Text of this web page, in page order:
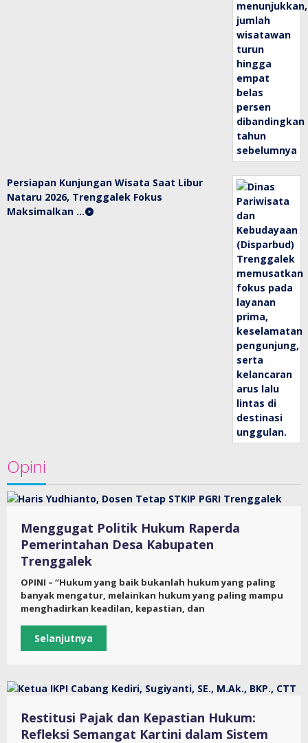
Persiapan Kunjungan Wisata Saat Libur
Nataru 2026, Trenggalek Fokus
Maksimalkan …
Opini
Menggugat Politik Hukum Raperda
Pemerintahan Desa Kabupaten
Trenggalek
OPINI – “Hukum yang baik bukanlah hukum yang paling
banyak mengatur, melainkan hukum yang paling mampu
menghadirkan keadilan, kepastian, dan
Selanjutnya
Restitusi Pajak dan Kepastian Hukum:
Refleksi Semangat Kartini dalam Sistem